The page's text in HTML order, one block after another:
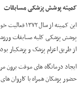
کمیته پوشش پزشکی مسابقات
این کمیته از
پوشش پزشکی کلیه مسابقات
از طریق اعزام پزشک و پزشکیار
ایجاد درمانگاه های موقت برون
حضور پزشکان همراه با کاروان